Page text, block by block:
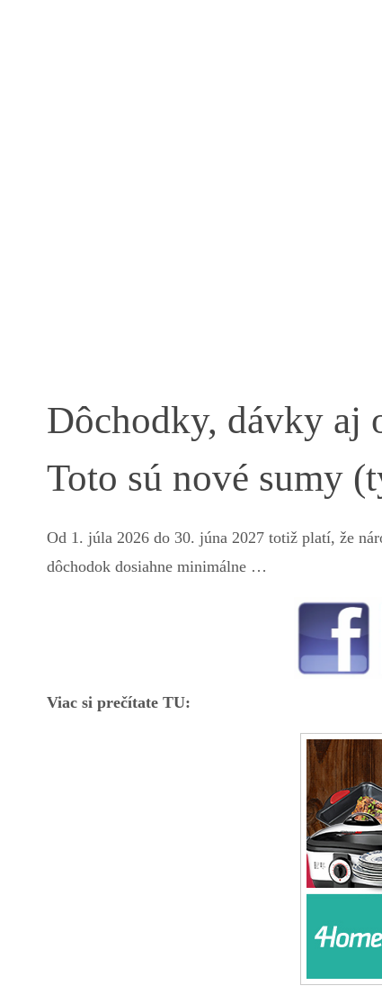
Dôchodky, dávky aj
Toto sú nové sumy
Od 1. júla 2026 do 30. júna 2027 totiž platí, že
dôchodok dosiahne minimálne …
Viac si prečítate TU: